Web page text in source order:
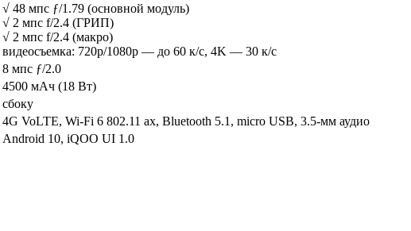
√ 48 мпс ƒ/1.79 (основной модуль)
√ 2 мпс f/2.4 (ГРИП)
√ 2 мпс f/2.4 (макро)
видеосъемка: 720p/1080p — до 60 к/с, 4K — 30 к/с
8 мпс ƒ/2.0
4500 мАч (18 Вт)
сбоку
4G VoLTE, Wi-Fi 6 802.11 ax, Bluetooth 5.1, micro USB, 3.5-мм аудио
Android 10, iQOO UI 1.0